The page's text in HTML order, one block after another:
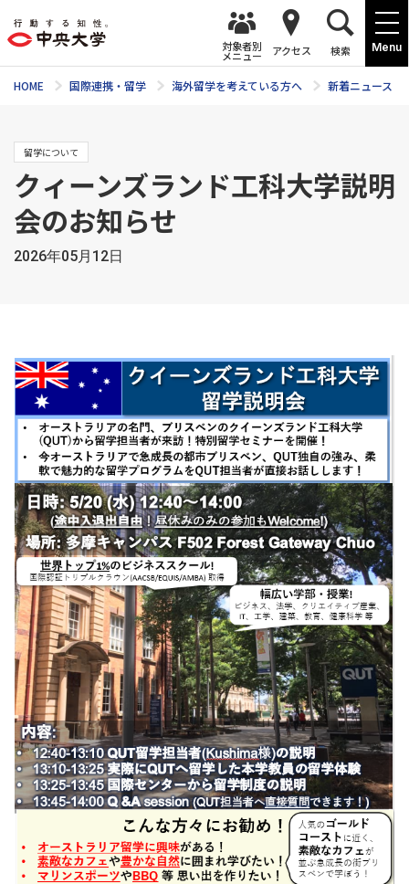
Menu
対象者別
メニュー アクセス 検索
HOME 国際連携・留学 海外留学を考えている方へ 新着ニュース
留学について
クィーンズランド工科大学説明
会のお知らせ
2026年05月12日